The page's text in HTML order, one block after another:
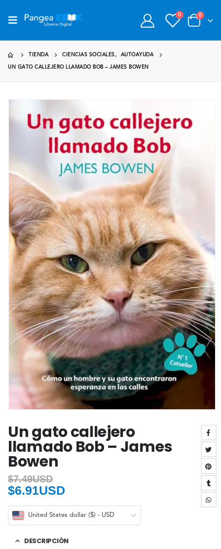
0 0
TIENDA CIENCIAS SOCIALES , AUTOAYUDA
UN GATO CALLEJERO LLAMADO BOB – JAMES BOWEN
Un gato callejero
llamado Bob – James
Bowen
$7.49USD
$6.91USD
United States dollar ($) - USD
DESCRIPCIÓN